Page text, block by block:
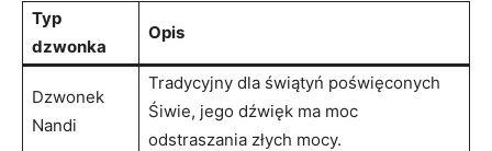
Typ
dzwonka
Opis
Dzwonek
Nandi
Tradycyjny dla świątyń poświęconych
Śiwie, jego dźwięk ma moc
odstraszania złych mocy.